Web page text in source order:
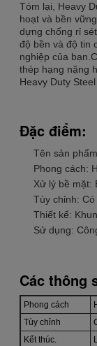
Tóm lại, Heavy
hoạt và bền
dựng chống rỉ
độ bền và độ tin
nghiệp của
thép hạng nặng
Heavy Duty
Đặc điểm:
Tên sản
Phong cách:
Xử lý bề mặt:
Tùy chỉnh: Có
Thiết kế:
Sử dụng:
Các thông
Phong cách
Tùy chỉnh
Kết thúc.